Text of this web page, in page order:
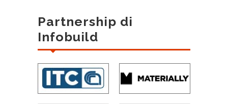
Partnership di
Infobuild